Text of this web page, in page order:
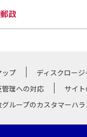
ップ ディスクロー
管理への対応
サイ
グループのカスタマーハ